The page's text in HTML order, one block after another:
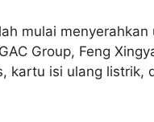
mulai menyerahkan
Group, Feng
kartu isi ulang listrik,